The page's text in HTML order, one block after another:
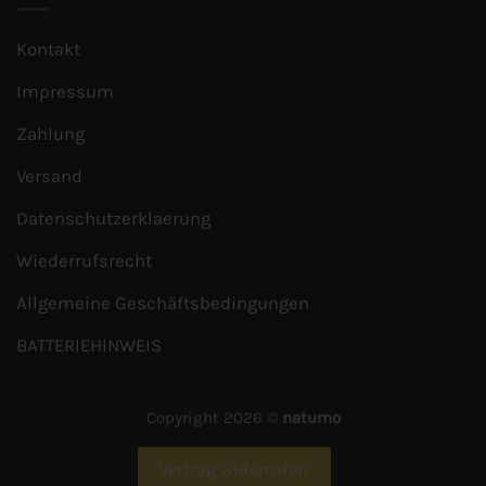
Kontakt
Impressum
Zahlung
Versand
Datenschutzerklaerung
Wiederrufsrecht
Allgemeine Geschäftsbedingungen
BATTERIEHINWEIS
Copyright 2026 © natumo
Vertrag widerrufen